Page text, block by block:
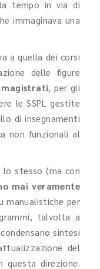
tempo in via di
immaginava una
a quella dei corsi
delle figure
, per gli
le SSPL gestite
di insegnamenti
non funzionali al
lo stesso (ma con
mai veramente
manualistiche per
talvolta a
sintesi
del
direzione.